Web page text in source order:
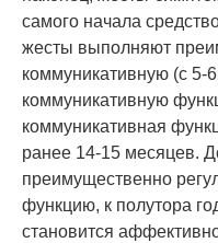
самого начала
жесты выполняют
коммуникативную (с
коммуникативную
коммуникативная
ранее 14-15 месяцев.
преимущественно
функцию, к полутора
становится